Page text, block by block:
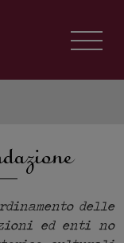
delle
ed enti no